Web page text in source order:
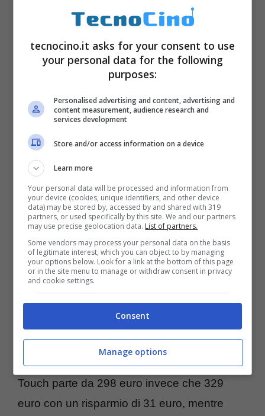
Gli sconti passati del Black
Friday su Apple
Tra le promozioni del passato abbiamo visto
Pad Air parte da 443,99 euro invece che 479
euro con uno sconto di 35,01 euro, iPad Mini
parte da 268 euro invece che 289 euro con
379 euro con un risparmio di 30,99 euro.
Macbook Air parte da 928,01 euro invece da
1029,00 euro con -100,99 euro, Macbook
Pro con Retina Display costa 1228,00 euro
invece che 1329,00 euro con un risparmio di
101 euro, quello standard costa 1128 euro
invece che 1229 euro invece che 101 euro,
mentre iMac parte da 1228 invece che 1329
euro con sempre 101 euro in meno. iPod
Touch parte da 298 euro invece che 329
euro con un risparmio di 31 euro, mentre
tecnocino.it asks for your consent to use
your personal data for the following
purposes:
Personalised advertising and content, advertising and
content measurement, audience research and
services development
Store and/or access information on a device
Learn more
Your personal data will be processed and information from
your device (cookies, unique identifiers, and other device
data) may be stored by, accessed by and shared with 319
partners, or used specifically by this site. We and our partners
may use precise geolocation data. List of partners.
Some vendors may process your personal data on the basis
of legitimate interest, which you can object to by managing
your options below. Look for a link at the bottom of this page
or in the site menu to manage or withdraw consent in privacy
and cookie settings.
Consent
Manage options